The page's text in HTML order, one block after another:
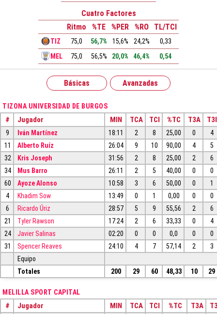
Cuatro Factores
Ritmo
%TE %PER %RO TL/TCI
TIZ 75,0 56,7% 15,6% 24,2%
0,33
MEL
75,0 56,5% 20,0% 46,4% 0,54
Básicas Avanzadas
TIZONA UNIVERSIDAD DE BURGOS
# Jugador MIN TCA TCI %TC T3A T3I
9 Iván Martínez 18:11 2 8 25,00 0
4
11
Alberto Ruíz 26:04 9 10 90,00 4
5
32
Kris Joseph 31:56 2 8 25,00 2
6
34
Mus Barro 26:11 2 5 40,00 0
0
60
Ayoze Alonso 10:58 3 6 50,00 0
1
4
Khadim Sow 13:49 0 1 0,00 0
0
6
Ricardo Úriz 28:57 5 9 55,56 2
6
21
Tyler Rawson 17:24 2 6 33,33 0
4
24
Javier Salinas 02:20 0 0 0,0 0
0
31
Spencer Reaves 24:10 4 7 57,14 2
3
Equipo
Totales
200 29 60 48,33 10 29
MELILLA SPORT CAPITAL
# Jugador MIN TCA TCI %TC T3A